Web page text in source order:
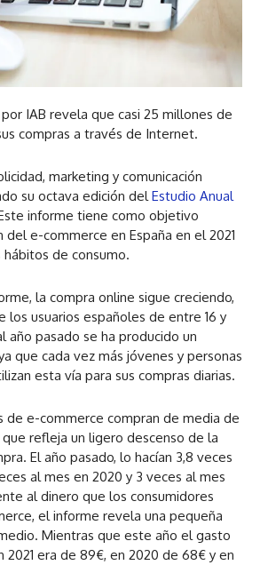
IAB revela que casi 25 millones de
compras a través de Internet.
marketing y comunicación
su octava edición delEstudio Anual
informe tiene como objetivo
e-commerce en España en el 2021
de consumo.
la compra online sigue creciendo,
los usuarios españoles de entre 16 y
año pasado se ha producido un
que cada vez más jóvenes y personas
esta vía para sus compras diarias.
de e-commerce compran de media de
refleja un ligero descenso de la
El año pasado, lo hacían 3,8 veces
al mes en 2020 y 3 veces al mes
al dinero que los consumidores
el informe revela una pequeña
Mientras que este año el gasto
2021 era de 89€, en 2020 de 68€ y en